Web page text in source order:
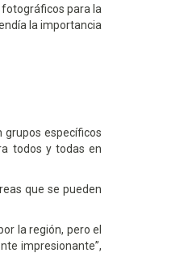
para la
la importancia
grupos específicos
todos y todas en
que se pueden
la región, pero el
impresionante”,